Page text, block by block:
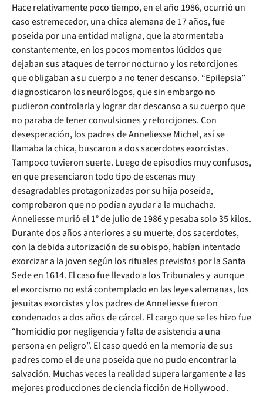
Hace relativamente poco tiempo, en el año 1986, ocurrió un
caso estremecedor, una chica alemana de 17 años, fue
poseída por una entidad maligna, que la atormentaba
constantemente, en los pocos momentos lúcidos que
dejaban sus ataques de terror nocturno y los retorcijones
que obligaban a su cuerpo a no tener descanso. “Epilepsia”
diagnosticaron los neurólogos, que sin embargo no
pudieron controlarla y lograr dar descanso a su cuerpo que
no paraba de tener convulsiones y retorcijones. Con
desesperación, los padres de Anneliesse Michel, así se
llamaba la chica, buscaron a dos sacerdotes exorcistas.
Tampoco tuvieron suerte. Luego de episodios muy confusos,
en que presenciaron todo tipo de escenas muy
desagradables protagonizadas por su hija poseída,
comprobaron que no podían ayudar a la muchacha.
Anneliesse murió el 1° de julio de 1986 y pesaba solo 35 kilos.
Durante dos años anteriores a su muerte, dos sacerdotes,
con la debida autorización de su obispo, habían intentado
exorcizar a la joven según los rituales previstos por la Santa
Sede en 1614. El caso fue llevado a los Tribunales y aunque
el exorcismo no está contemplado en las leyes alemanas, los
jesuitas exorcistas y los padres de Anneliesse fueron
condenados a dos años de cárcel. El cargo que se les hizo fue
“homicidio por negligencia y falta de asistencia a una
persona en peligro”. El caso quedó en la memoria de sus
padres como el de una poseída que no pudo encontrar la
salvación. Muchas veces la realidad supera largamente a las
mejores producciones de ciencia ficción de Hollywood.